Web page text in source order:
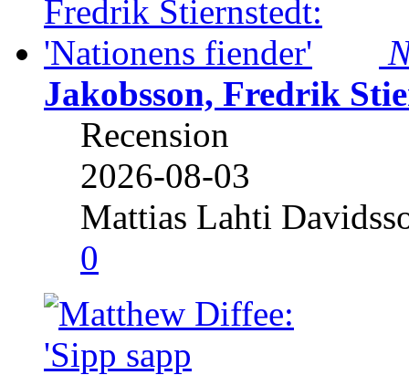
Jakobsson, Fredrik
Recension
2026-08-03
Mattias Lahti
0